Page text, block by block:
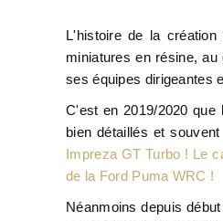
L'histoire de la
miniatures en résine,
ses équipes dirigeantes
C'est en 2019/2020
bien détaillés et
Impreza GT Turbo ! Le
de la Ford Puma WRC !
Néanmoins depuis